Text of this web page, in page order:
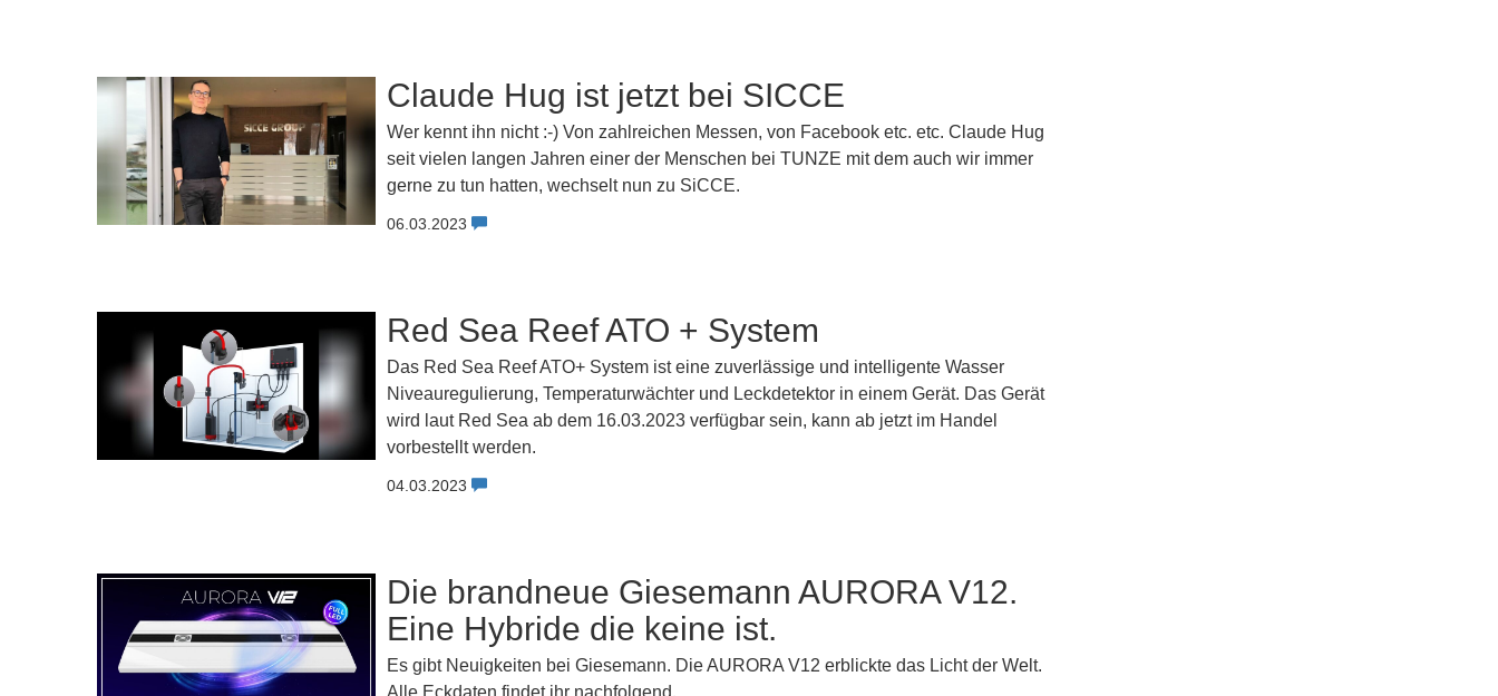
Claude Hug ist jetzt bei SICCE
Wer kennt ihn nicht :-) Von zahlreichen Messen, von Facebook etc. etc. Claude Hug
seit vielen langen Jahren einer der Menschen bei TUNZE mit dem auch wir immer
gerne zu tun hatten, wechselt nun zu SiCCE.
06.03.2023
Red Sea Reef ATO + System
Das Red Sea Reef ATO+ System ist eine zuverlässige und intelligente Wasser
Niveauregulierung, Temperaturwächter und Leckdetektor in einem Gerät. Das Gerät
wird laut Red Sea ab dem 16.03.2023 verfügbar sein, kann ab jetzt im Handel
vorbestellt werden.
04.03.2023
Die brandneue Giesemann AURORA V12.
Eine Hybride die keine ist.
Es gibt Neuigkeiten bei Giesemann. Die AURORA V12 erblickte das Licht der Welt.